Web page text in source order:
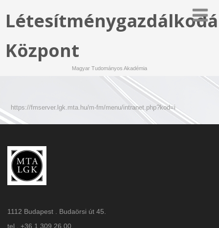
Központ
Magyar Tudományos Akadémia
https://fmserver.lgk.mta.hu/m-fm/menu/intranet.php?kod=i
1112 Budapest . Budaörsi út 45.
tel . +36 1 309 26 00